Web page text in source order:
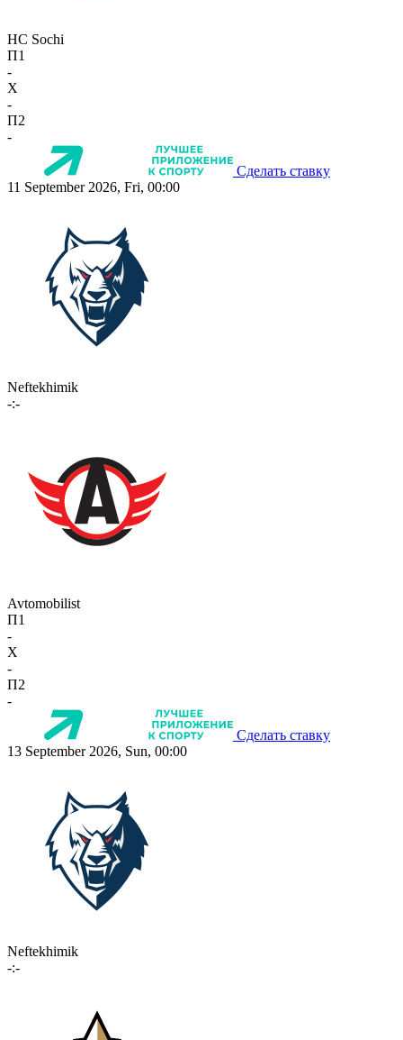
HC Sochi
П1
-
X
-
П2
-
Сделать ставку
11 September 2026, Fri, 00:00
Neftekhimik
-:-
Avtomobilist
П1
-
X
-
П2
-
Сделать ставку
13 September 2026, Sun, 00:00
Neftekhimik
-:-